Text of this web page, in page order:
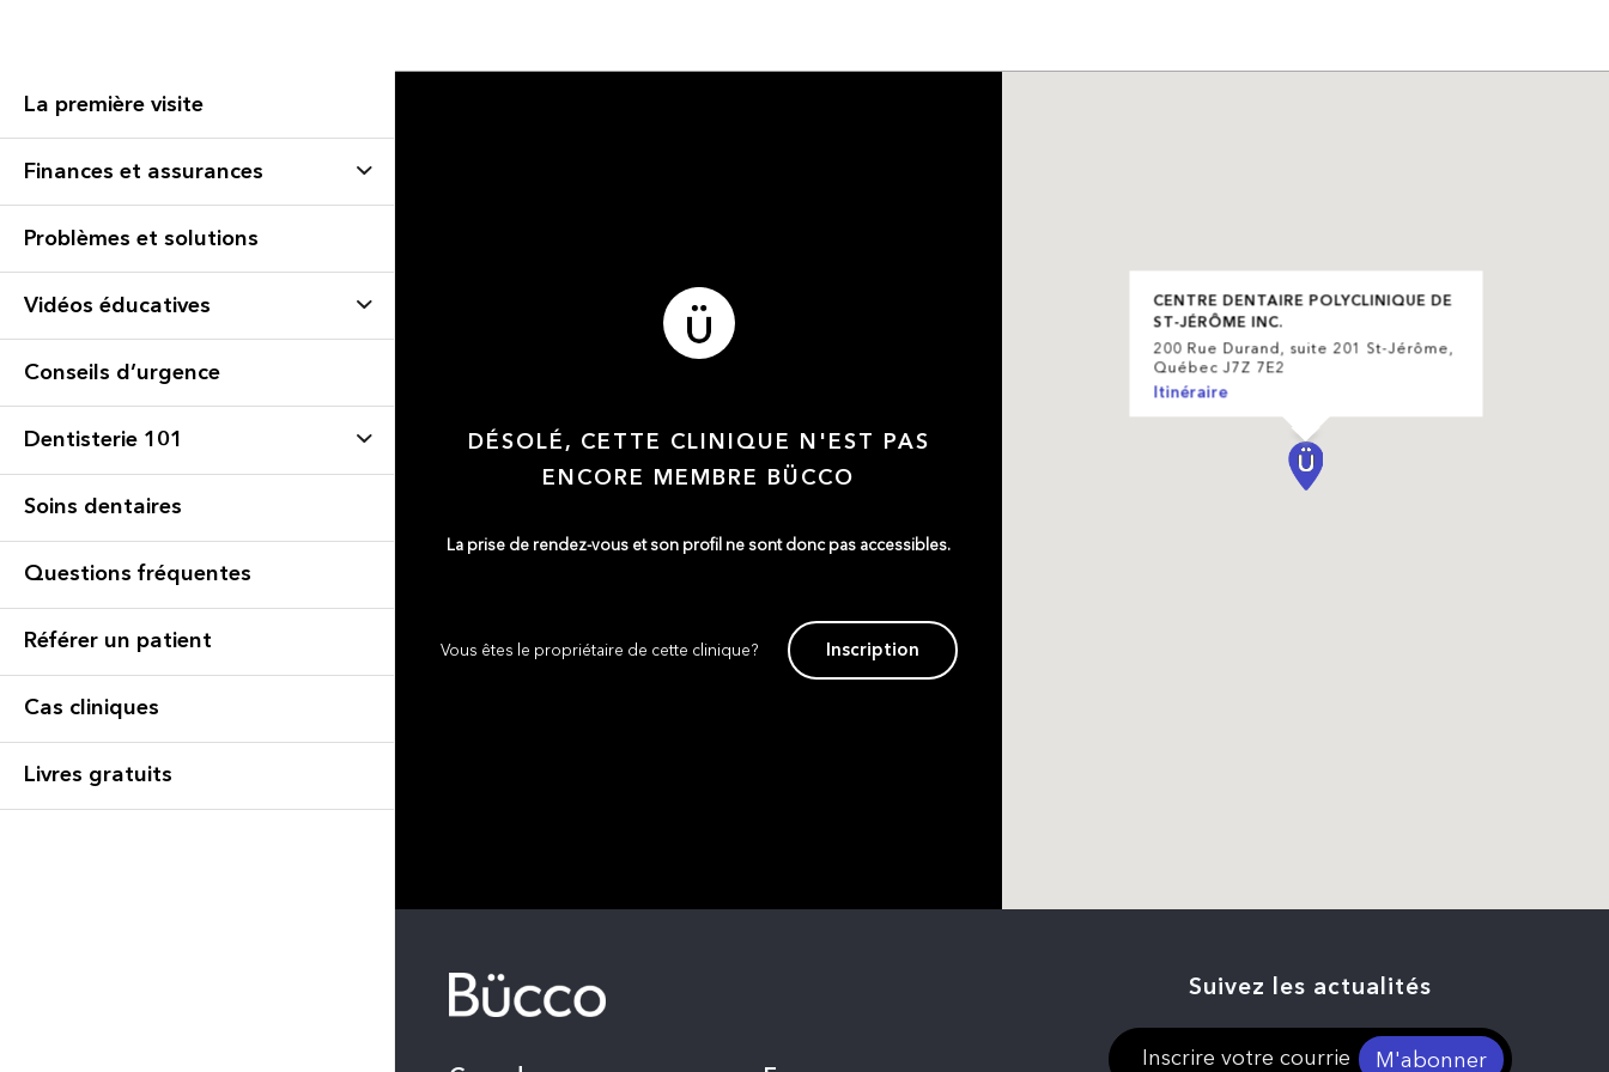
La première visite
Finances et assurances
Problèmes et solutions
Vidéos éducatives
Conseils d’urgence
Dentisterie 101
Soins dentaires
Questions fréquentes
Référer un patient
Cas cliniques
Livres gratuits
DÉSOLÉ, CETTE CLINIQUE N'EST PAS
ENCORE MEMBRE BÜCCO
La prise de rendez-vous et son profil ne sont donc pas accessibles.
Vous êtes le propriétaire de cette clinique? Inscription
CENTRE DENTAIRE POLYCLINIQUE DE
ST-JÉRÔME INC.
200 Rue Durand, suite 201 St-Jérôme,
Québec J7Z 7E2
Itinéraire
Suivez les actualités
M'abonner